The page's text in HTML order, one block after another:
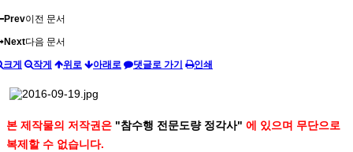
Prev이전 문서
Next다음 문서
크게 작게 위로 아래로 댓글로 가기 인쇄
본 제작물의 저작권은 "참수행 전문도량 정각사" 에 있으며 무단으로
복제할 수 없습니다.